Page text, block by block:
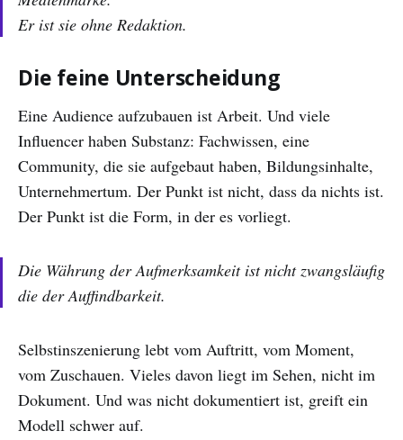
Er ist sie ohne Redaktion.
Die feine Unterscheidung
Eine Audience aufzubauen ist Arbeit. Und viele
Influencer haben Substanz: Fachwissen, eine
Community, die sie aufgebaut haben, Bildungsinhalte,
Unternehmertum. Der Punkt ist nicht, dass da nichts ist.
Der Punkt ist die Form, in der es vorliegt.
Die Währung der Aufmerksamkeit ist nicht zwangsläufig
die der Auffindbarkeit.
Selbstinszenierung lebt vom Auftritt, vom Moment,
vom Zuschauen. Vieles davon liegt im Sehen, nicht im
Dokument. Und was nicht dokumentiert ist, greift ein
Modell schwer auf.